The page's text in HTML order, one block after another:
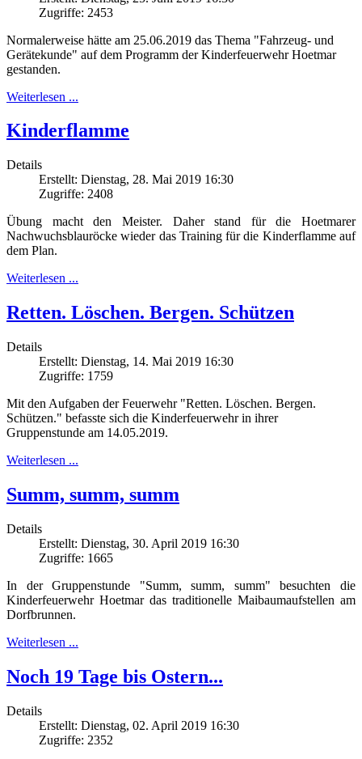
Zugriffe: 2453
Normalerweise hätte am 25.06.2019 das Thema "Fahrzeug- und
Gerätekunde" auf dem Programm der Kinderfeuerwehr Hoetmar
gestanden.
Weiterlesen ...
Kinderflamme
Details
Erstellt: Dienstag, 28. Mai 2019 16:30
Zugriffe: 2408
Übung macht den Meister. Daher stand für die Hoetmarer
Nachwuchsblauröcke wieder das Training für die Kinderflamme auf
dem Plan.
Weiterlesen ...
Retten. Löschen. Bergen. Schützen
Details
Erstellt: Dienstag, 14. Mai 2019 16:30
Zugriffe: 1759
Mit den Aufgaben der Feuerwehr "Retten. Löschen. Bergen.
Schützen." befasste sich die Kinderfeuerwehr in ihrer
Gruppenstunde am 14.05.2019.
Weiterlesen ...
Summ, summ, summ
Details
Erstellt: Dienstag, 30. April 2019 16:30
Zugriffe: 1665
In der Gruppenstunde "Summ, summ, summ" besuchten die
Kinderfeuerwehr Hoetmar das traditionelle Maibaumaufstellen am
Dorfbrunnen.
Weiterlesen ...
Noch 19 Tage bis Ostern...
Details
Erstellt: Dienstag, 02. April 2019 16:30
Zugriffe: 2352